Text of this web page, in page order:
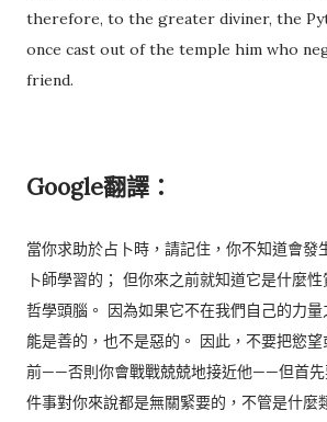
therefore, to the greater diviner, the
once cast out of the temple him who
friend.
Google翻譯：
當你求助於占卜時，請記住，你不知道會發
卜師學習的； 但你來之前就知道它是什麼
哲學頭腦。 因為如果它不在我們自己的力
能是善的，也不是惡的。 因此，不要把慾
前——否則你會戰戰兢兢地接近他——但首先
件事對你來說都是無關緊要的，不管是什麼